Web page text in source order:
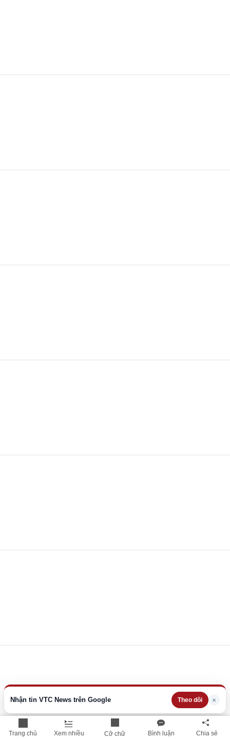
Trang chủ Xem nhiều Cỡ chữ Bình luận Chia sẻ
Nhận tin VTC News trên Google Theo dõi ×